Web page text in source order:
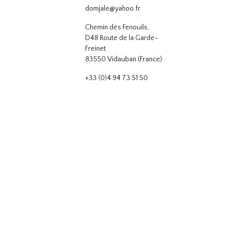
domjale@yahoo.fr
Chemin des Fenouils,
D48 Route de la Garde-
Freinet
83550 Vidauban (France)
+33 (0)4 94 73 51 50